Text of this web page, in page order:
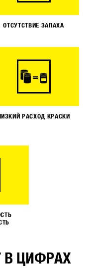
ОТСУТСТВИЕ ЗАПАХА
РАСХОД КРАСКИ
В ЦИФРАХ